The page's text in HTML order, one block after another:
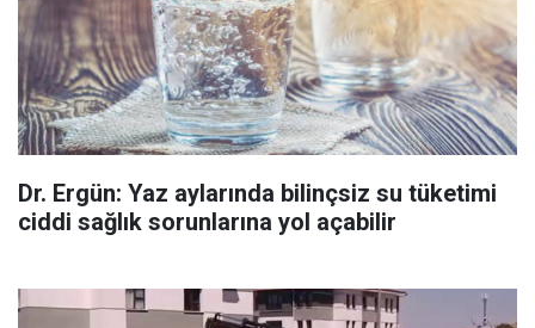
Dr. Ergün: Yaz aylarında bilinçsiz su tüketimi
ciddi sağlık sorunlarına yol açabilir